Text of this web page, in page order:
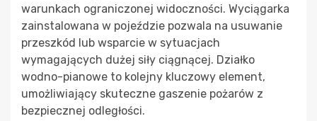
warunkach ograniczonej widoczności. Wyciągarka
zainstalowana w pojeździe pozwala na usuwanie
przeszkód lub wsparcie w sytuacjach
wymagających dużej siły ciągnącej. Działko
wodno-pianowe to kolejny kluczowy element,
umożliwiający skuteczne gaszenie pożarów z
bezpiecznej odległości.